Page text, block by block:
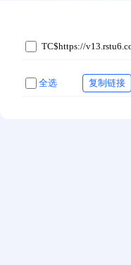
TC$https://
全选 复制链接